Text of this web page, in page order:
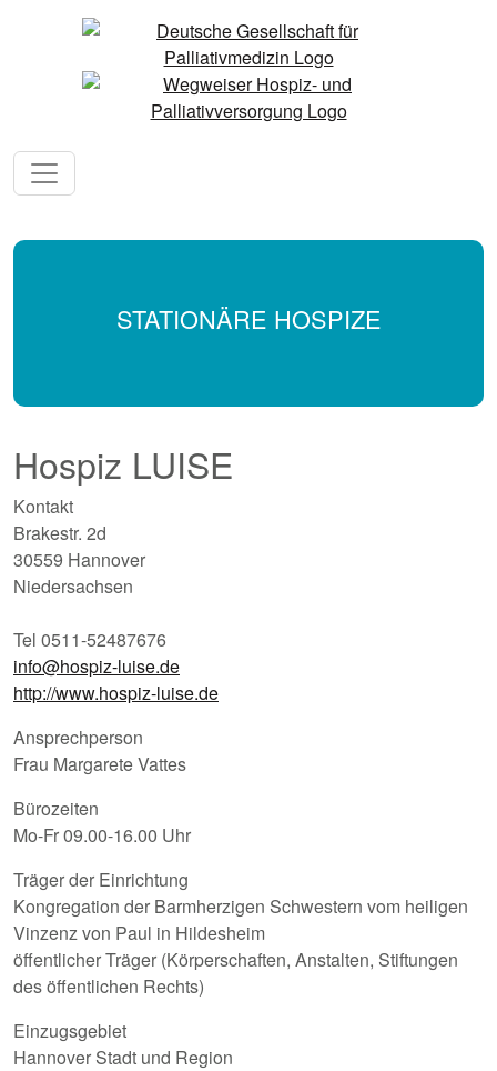
STATIONÄRE HOSPIZE
Hospiz LUISE
Kontakt
Brakestr. 2d
30559 Hannover
Niedersachsen
Tel 0511-52487676
info@hospiz-luise.de
http://www.hospiz-luise.de
Ansprechperson
Frau Margarete Vattes
Bürozeiten
Mo-Fr 09.00-16.00 Uhr
Träger der Einrichtung
Kongregation der Barmherzigen Schwestern vom heiligen
Vinzenz von Paul in Hildesheim
öffentlicher Träger (Körperschaften, Anstalten, Stiftungen
des öffentlichen Rechts)
Einzugsgebiet
Hannover Stadt und Region